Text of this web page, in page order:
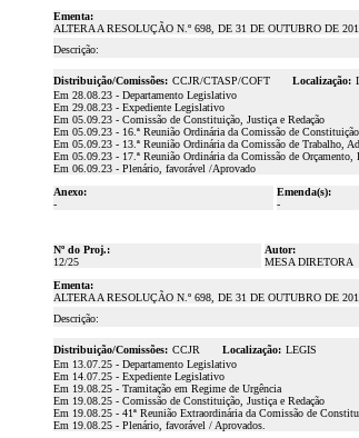
Ementa:
ALTERA A RESOLUÇÃO N.º 698, DE 31 DE OUTUBRO DE
Descrição:
Distribuição/Comissões: CCJR/CTASP/COFT Localização:
Em 28.08.23 - Departamento Legislativo
Em 29.08.23 - Expediente Legislativo
Em 05.09.23 - Comissão de Constituição, Justiça e Redação
Em 05.09.23 - 16.ª Reunião Ordinária da Comissão de
Em 05.09.23 - 13.ª Reunião Ordinária da Comissão de Trabalho,
Em 05.09.23 - 17.ª Reunião Ordinária da Comissão de
Em 06.09.23 - Plenário, favorável /Aprovado
Anexo:
-
Emenda(s):
-
Nº do Proj.:
12/25
Autor:
MESA DIRETORA
Ementa:
ALTERA A RESOLUÇÃO N.º 698, DE 31 DE OUTUBRO DE
Descrição:
Distribuição/Comissões: CCJR Localização: LEGIS
Em 13.07.25 - Departamento Legislativo
Em 14.07.25 - Expediente Legislativo
Em 19.08.25 - Tramitação em Regime de Urgência
Em 19.08.25 - Comissão de Constituição, Justiça e Redação
Em 19.08.25 - 41ª Reunião Extraordinária da Comissão de
Em 19.08.25 - Plenário, favorável / Aprovados.